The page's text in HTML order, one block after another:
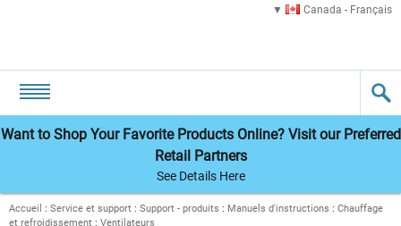
Canada - Français
Want to Shop Your Favorite Products Online? Visit our Preferred
Retail Partners
See Details Here
Accueil : Service et support : Support - produits : Manuels d'instructions : Chauffage
et refroidissement : Ventilateurs